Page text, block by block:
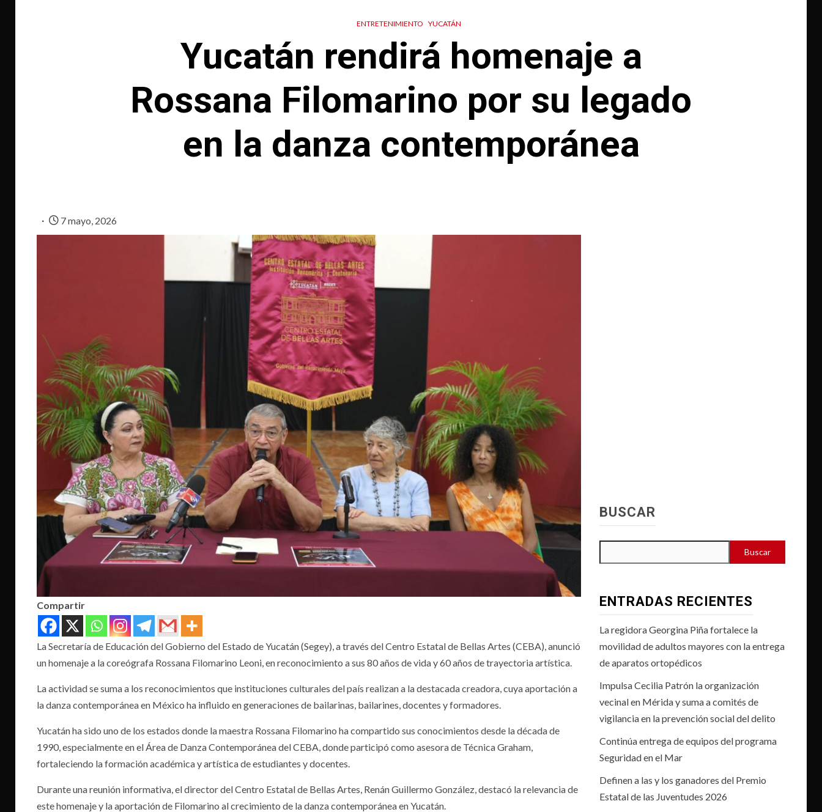
ENTRETENIMIENTO YUCATÁN
Yucatán rendirá homenaje a
Rossana Filomarino por su legado
en la danza contemporánea
7 mayo, 2026
Compartir
La Secretaría de Educación del Gobierno del Estado de Yucatán (Segey), a través del Centro Estatal de Bellas Artes (CEBA), anunció
un homenaje a la coreógrafa Rossana Filomarino Leoni, en reconocimiento a sus 80 años de vida y 60 años de trayectoria artística.
La actividad se suma a los reconocimientos que instituciones culturales del país realizan a la destacada creadora, cuya aportación a
la danza contemporánea en México ha influido en generaciones de bailarinas, bailarines, docentes y formadores.
Yucatán ha sido uno de los estados donde la maestra Rossana Filomarino ha compartido sus conocimientos desde la década de
1990, especialmente en el Área de Danza Contemporánea del CEBA, donde participó como asesora de Técnica Graham,
fortaleciendo la formación académica y artística de estudiantes y docentes.
Durante una reunión informativa, el director del Centro Estatal de Bellas Artes, Renán Guillermo González, destacó la relevancia de
este homenaje y la aportación de Filomarino al crecimiento de la danza contemporánea en Yucatán.
BUSCAR
Buscar
ENTRADAS RECIENTES
La regidora Georgina Piña fortalece la
movilidad de adultos mayores con la entrega
de aparatos ortopédicos
Impulsa Cecilia Patrón la organización
vecinal en Mérida y suma a comités de
vigilancia en la prevención social del delito
Continúa entrega de equipos del programa
Seguridad en el Mar
Definen a las y los ganadores del Premio
Estatal de las Juventudes 2026